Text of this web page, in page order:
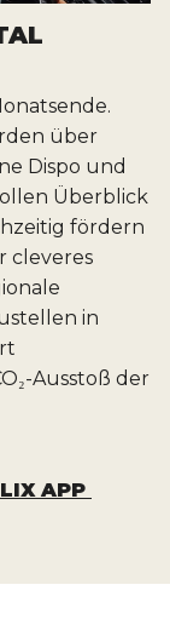
über
Dispo und
Überblick
fördern
cleveres
in
Ausstoß der
APP